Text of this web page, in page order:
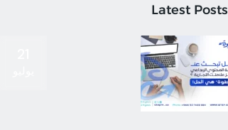
Latest Posts